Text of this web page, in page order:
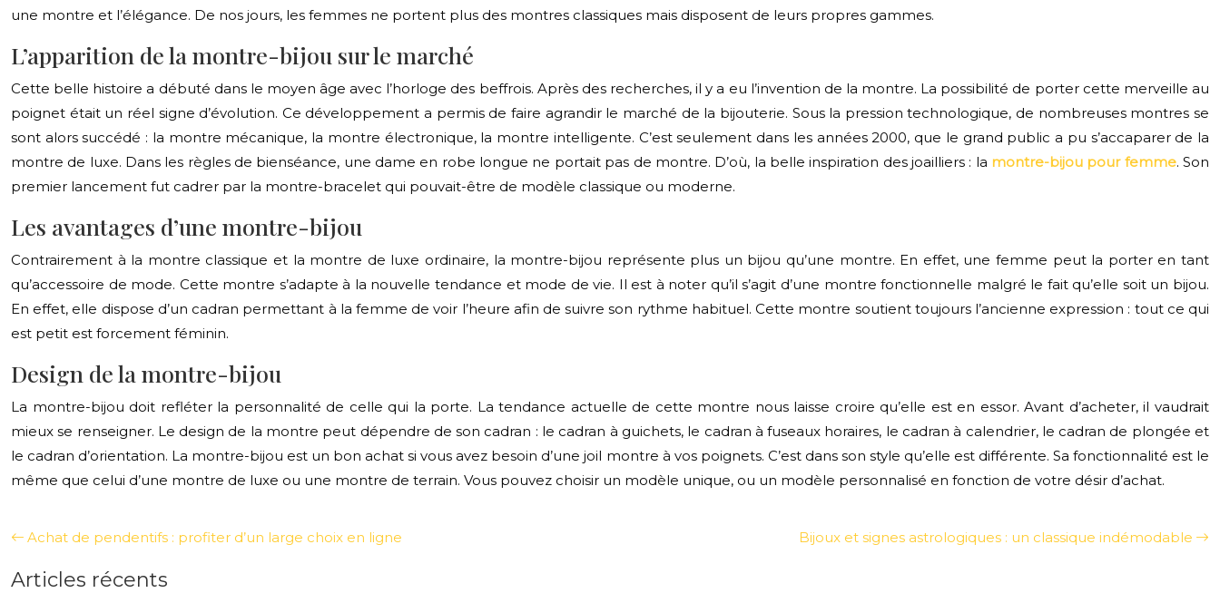
une montre et l’élégance. De nos jours, les femmes ne portent plus des montres classiques mais disposent de leurs propres gammes.
L’apparition de la montre-bijou sur le marché
Cette belle histoire a débuté dans le moyen âge avec l’horloge des beffrois. Après des recherches, il y a eu l’invention de la montre. La possibilité de porter cette merveille au
poignet était un réel signe d’évolution. Ce développement a permis de faire agrandir le marché de la bijouterie. Sous la pression technologique, de nombreuses montres se
sont alors succédé : la montre mécanique, la montre électronique, la montre intelligente. C’est seulement dans les années 2000, que le grand public a pu s’accaparer de la
montre de luxe. Dans les règles de bienséance, une dame en robe longue ne portait pas de montre. D’où, la belle inspiration des joailliers : la montre-bijou pour femme. Son
premier lancement fut cadrer par la montre-bracelet qui pouvait-être de modèle classique ou moderne.
Les avantages d’une montre-bijou
Contrairement à la montre classique et la montre de luxe ordinaire, la montre-bijou représente plus un bijou qu’une montre. En effet, une femme peut la porter en tant
qu’accessoire de mode. Cette montre s’adapte à la nouvelle tendance et mode de vie. Il est à noter qu’il s’agit d’une montre fonctionnelle malgré le fait qu’elle soit un bijou.
En effet, elle dispose d’un cadran permettant à la femme de voir l’heure afin de suivre son rythme habituel. Cette montre soutient toujours l’ancienne expression : tout ce qui
est petit est forcement féminin.
Design de la montre-bijou
La montre-bijou doit refléter la personnalité de celle qui la porte. La tendance actuelle de cette montre nous laisse croire qu’elle est en essor. Avant d’acheter, il vaudrait
mieux se renseigner. Le design de la montre peut dépendre de son cadran : le cadran à guichets, le cadran à fuseaux horaires, le cadran à calendrier, le cadran de plongée et
le cadran d’orientation. La montre-bijou est un bon achat si vous avez besoin d’une joil montre à vos poignets. C’est dans son style qu’elle est différente. Sa fonctionnalité est le
même que celui d’une montre de luxe ou une montre de terrain. Vous pouvez choisir un modèle unique, ou un modèle personnalisé en fonction de votre désir d’achat.
Achat de pendentifs : profiter d’un large choix en ligne Bijoux et signes astrologiques : un classique indémodable
Articles récents